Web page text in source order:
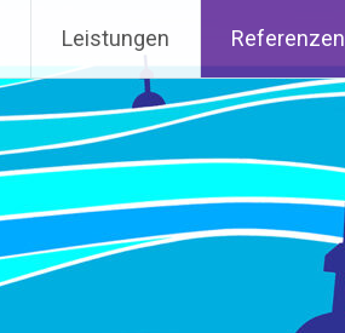
Leistungen Referenzen